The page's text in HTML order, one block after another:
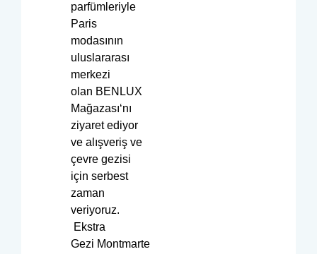
parfümleriyle
Paris
modasının
uluslararası
merkezi
olan BENLUX
Mağazası‘nı
ziyaret ediyor
ve alışveriş ve
çevre gezisi
için serbest
zaman
veriyoruz.
Ekstra
Gezi Montmarte